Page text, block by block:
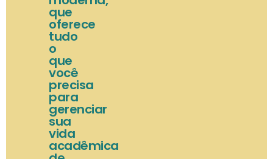
que
oferece
tudo
o
que
você
precisa
para
gerenciar
sua
vida
acadêmica